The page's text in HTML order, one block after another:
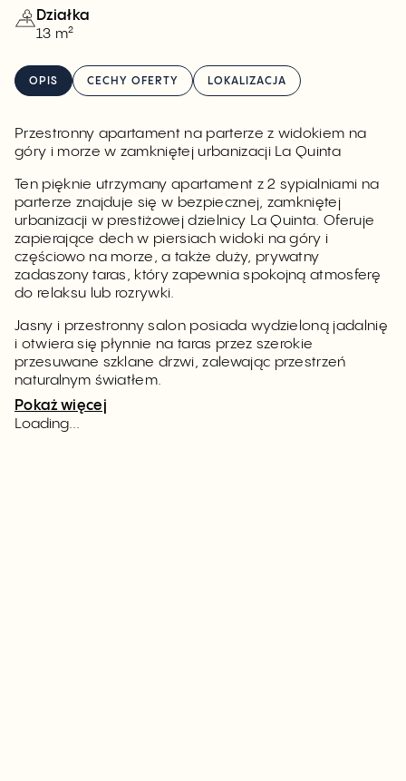
Działka
13 m²
OPIS CECHY OFERTY LOKALIZACJA
Przestronny apartament na parterze z widokiem na
góry i morze w zamkniętej urbanizacji La Quinta
Ten pięknie utrzymany apartament z 2 sypialniami na
parterze znajduje się w bezpiecznej, zamkniętej
urbanizacji w prestiżowej dzielnicy La Quinta. Oferuje
zapierające dech w piersiach widoki na góry i
częściowo na morze, a także duży, prywatny
zadaszony taras, który zapewnia spokojną atmosferę
do relaksu lub rozrywki.
Jasny i przestronny salon posiada wydzieloną jadalnię
i otwiera się płynnie na taras przez szerokie
przesuwane szklane drzwi, zalewając przestrzeń
naturalnym światłem.
Pokaż więcej
Loading...